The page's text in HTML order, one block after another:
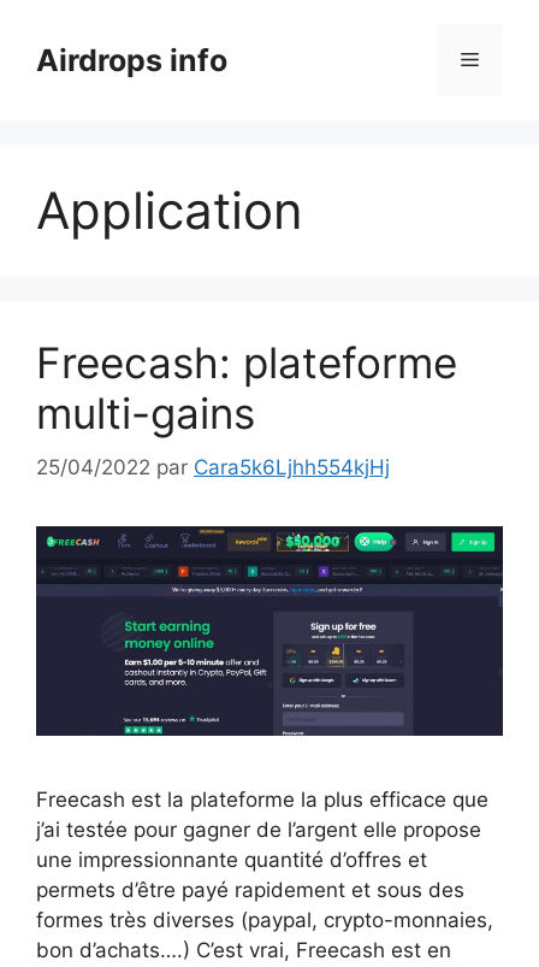
contenuAirdrops info Menu
Application
Freecash: plateforme
multi-gains
25/04/2022 par Cara5k6Ljhh554kjHj
Freecash est la plateforme la plus efficace que
j’ai testée pour gagner de l’argent elle propose
une impressionnante quantité d’offres et
permets d’être payé rapidement et sous des
formes très diverses (paypal, crypto-monnaies,
bon d’achats….) C’est vrai, Freecash est en